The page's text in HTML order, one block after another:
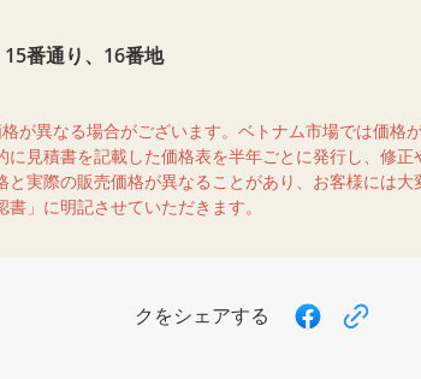
番通り、16番地
が異なる場合がございます。ベトナム市場では価
見積書を記載した価格表を半年ごとに発行し、修
実際の販売価格が異なることがあり、お客様には
」に明記させていただきます。
クをシェアする